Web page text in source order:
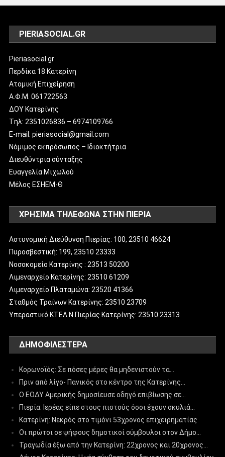
PIERIASOCIAL.GR
Pieriasocial.gr
Περδίκα 18 Κατερίνη
Ατομική Επιχείρηση
Α.Φ.Μ. 061722563
ΔΟΥ Κατερίνης
Tηλ: 2351026836 – 6974109766
E-mail: pieriasocial@gmail.com
Νόμιμος εκπρόσωπος – Ιδιοκτήτρια
Διευθύντρια σύνταξης
Ευαγγελία Μιχωλού
Μέλος ΕΣΗΕΜ-Θ
ΧΡΗΣΙΜΑ ΤΗΛΕΦΩΝΑ ΣΤΗΝ ΠΙΕΡΙΑ
Αστυνομική Διεύθυνση Πιερίας: 100, 23510 46624
Πυροσβεστική: 199, 23510 23333
Νοσοκομείο Κατερίνης : 23513 50200
Λιμεναρχείο Κατερίνης: 23510 61209
Λιμεναρχείο Πλαταμώνα: 23520 41366
Σταθμός Τραίνων Κατερίνης: 23510 23709
Υπεραστικό ΚΤΕΛ Ν.Πιερίας Κατερίνης: 23510 23313
ΔΗΜΟΦΙΛΈΣΤΕΡΑ
Κορωνοϊός: Σε πόσες μέρες θα μηδενιστούν τα…
Πριν από λίγο- Πανικός στο κέντρο της Κατερίνης…
Ο ΕΟΔΥ Αμερικής δημοσίευσε οδηγό επιβίωσης σε…
Πιερία: Ιερέας είπε στους πιστούς όσοι έχουν σκυλιά…
Κατερίνη: Νεκρός στο τιμόνι 53χρονος επιχειρηματίας
Οι πρώτοι σε ψήφους δημοτικοί σύμβουλοι στον Δήμο…
Τραγωδία έξω από την Κατερίνη: 22χρονος και 20χρονος…